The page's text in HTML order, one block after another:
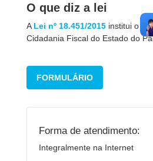
O que diz a lei
A Lei nº 18.451/2015 institui o
Cidadania Fiscal do Estado do
FORMULÁRIO
Forma de atendimento:
Integralmente na Internet